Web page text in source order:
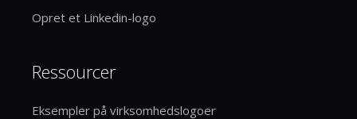
Opret et Linkedin-logo
Ressourcer
Eksempler på virksomhedslogoer